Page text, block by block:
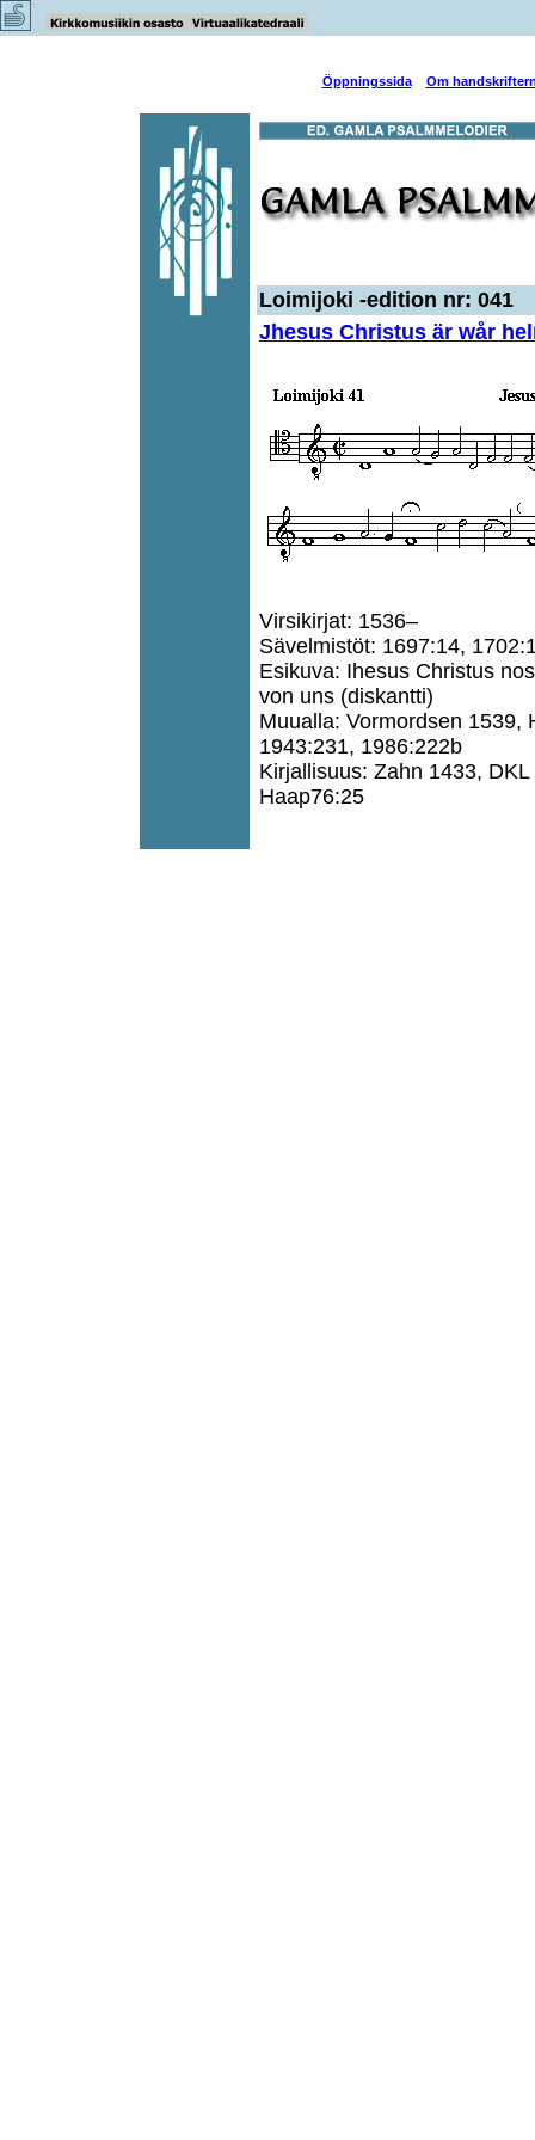
Öppningssida Om
Loimijoki -edition nr: 041
Jhesus Christus är wår
Virsikirjat: 1536–
Sävelmistöt: 1697:14,
Esikuva: Ihesus Christus
von uns (diskantti)
Muualla: Vormordsen 1539,
1943:231, 1986:222b
Kirjallisuus: Zahn 1433,
Haap76:25